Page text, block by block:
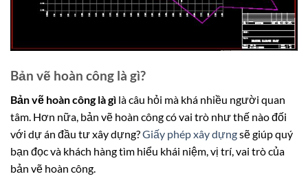
Bản vẽ hoàn công là gì?
Bản vẽ hoàn công là gì là câu hỏi mà khá nhiều người quan
tâm. Hơn nữa, bản vẽ hoàn công có vai trò như thế nào đối
với dự án đầu tư xây dựng?Giấy phép xây dựngsẽ giúp quý
bạn đọc và khách hàng tìm hiểu khái niệm, vị trí, vai trò của
bản vẽ hoàn công.